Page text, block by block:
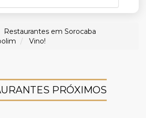
Restaurantes em Sorocaba
Vino!
PRÓXIMOS